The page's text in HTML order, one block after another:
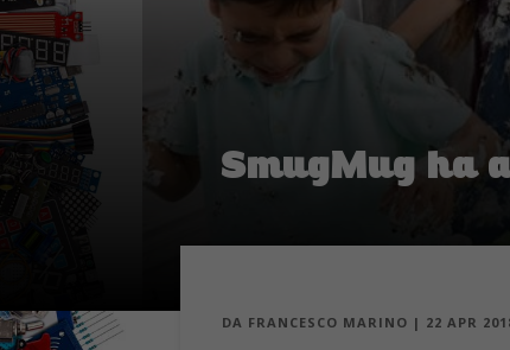
SmugMug ha
DA FRANCESCO MARINO | 22 APR